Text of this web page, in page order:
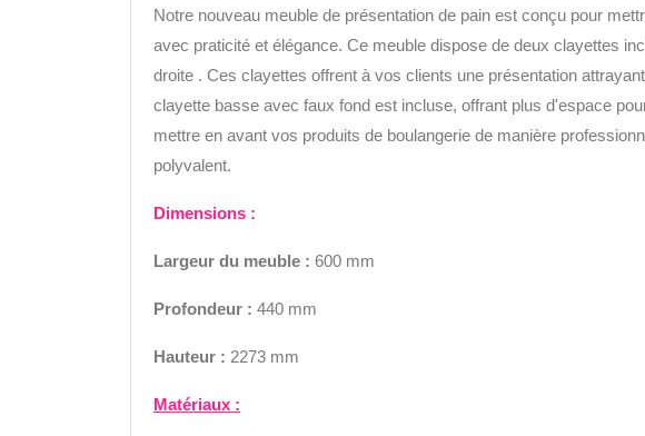
Notre nouveau meuble de présentation de pain est conçu pour
avec praticité et élégance. Ce meuble dispose de deux clayettes
droite . Ces clayettes offrent à vos clients une présentation
clayette basse avec faux fond est incluse, offrant plus d'espace
mettre en avant vos produits de boulangerie de manière
polyvalent.
Dimensions :
Largeur du meuble : 600 mm
Profondeur : 440 mm
Hauteur : 2273 mm
Matériaux :